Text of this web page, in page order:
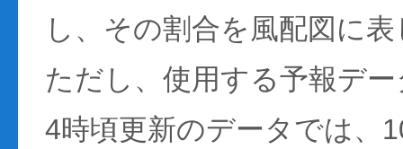
し、その割合を風配図に
ただし、使用する予報デ
4時頃更新のデータでは、